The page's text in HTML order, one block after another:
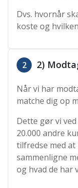
Dvs. hvornår
koste og
2 2)
Når vi har
matche dig op
Dette gør vi
20.000 andre
tilfredse med
sammenligne
og hvad de har